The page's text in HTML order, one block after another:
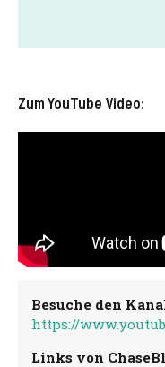
Zum YouTube Video:
Besuche den
https://
Links von